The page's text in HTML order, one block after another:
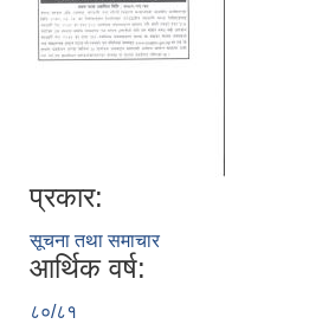
प्रकार:
सूचना तथा समाचार
आर्थिक वर्ष:
८०/८१